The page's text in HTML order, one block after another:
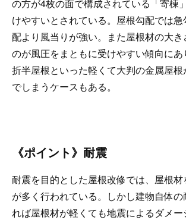
の方が4枚の面で構成されている「寄棟
けやすいとされている。屋根勾配では
配より風当りが強い。また屋根材の大き
のが風圧をまともに受けやすい傾向に
折半屋根といった軽くて大判の金属屋
でしまうケースもある。
《ポイント》耐震
耐震を目的とした屋根改修では、屋根
が多く行われている。しかし建物自体
れば屋根材が軽くても地震によるダメー